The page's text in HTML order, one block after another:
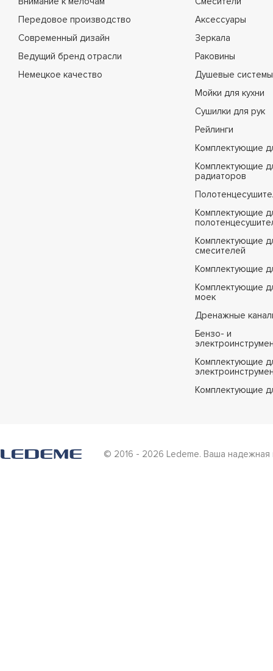
Передовое производство
Современный дизайн
Ведущий бренд отрасли
Немецкое качество
Аксессуары
Зеркала
Раковины
Душевые системы
Мойки для кухни
Сушилки для рук
Рейлинги
Комплектующие
Комплектующие
радиаторов
Комплектующие
Комплектующие
смесителей
Комплектующие
Комплектующие
моек
Дренажные
Бензо- и
Комплектующие
Комплектующие
© 2016 - 2026 Ledeme. Ваша